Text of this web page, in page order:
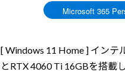
[ Windows 11 Home ] インテ
とRTX 4060 Ti 16GBを搭載